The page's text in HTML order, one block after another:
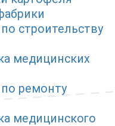
строительству
медицинских
ремонту
медицинского